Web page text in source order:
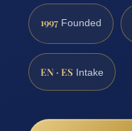
1997 Founded
EN · ES Intake